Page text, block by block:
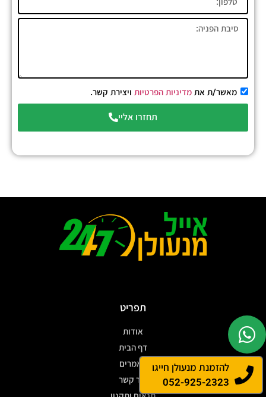
מאשר/ת את מדיניות הפרטיות ויצירת קשר.
תחזרו אליי
תפריט
אודות
דף הבית
מאמרים
צור קשר
להזמנת מנעולן חייגו
052-925-2323